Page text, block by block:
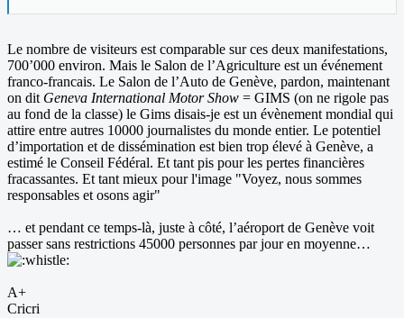
Le nombre de visiteurs est comparable sur ces deux manifestations,
700’000 environ. Mais le Salon de l’Agriculture est un événement
franco-francais. Le Salon de l’Auto de Genève, pardon, maintenant
on dit Geneva International Motor Show = GIMS (on ne rigole pas
au fond de la classe) le Gims disais-je est un évènement mondial qui
attire entre autres 10000 journalistes du monde entier. Le potentiel
d’importation et de dissémination est bien trop élevé à Genève, a
estimé le Conseil Fédéral. Et tant pis pour les pertes financières
fracassantes. Et tant mieux pour l'image "Voyez, nous sommes
responsables et osons agir"
… et pendant ce temps-là, juste à côté, l’aéroport de Genève voit
passer sans restrictions 45000 personnes par jour en moyenne…
A+
Cricri